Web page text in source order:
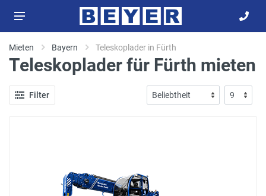
Mieten Bayern Teleskoplader in Fürth
Teleskoplader für Fürth mieten
Filter